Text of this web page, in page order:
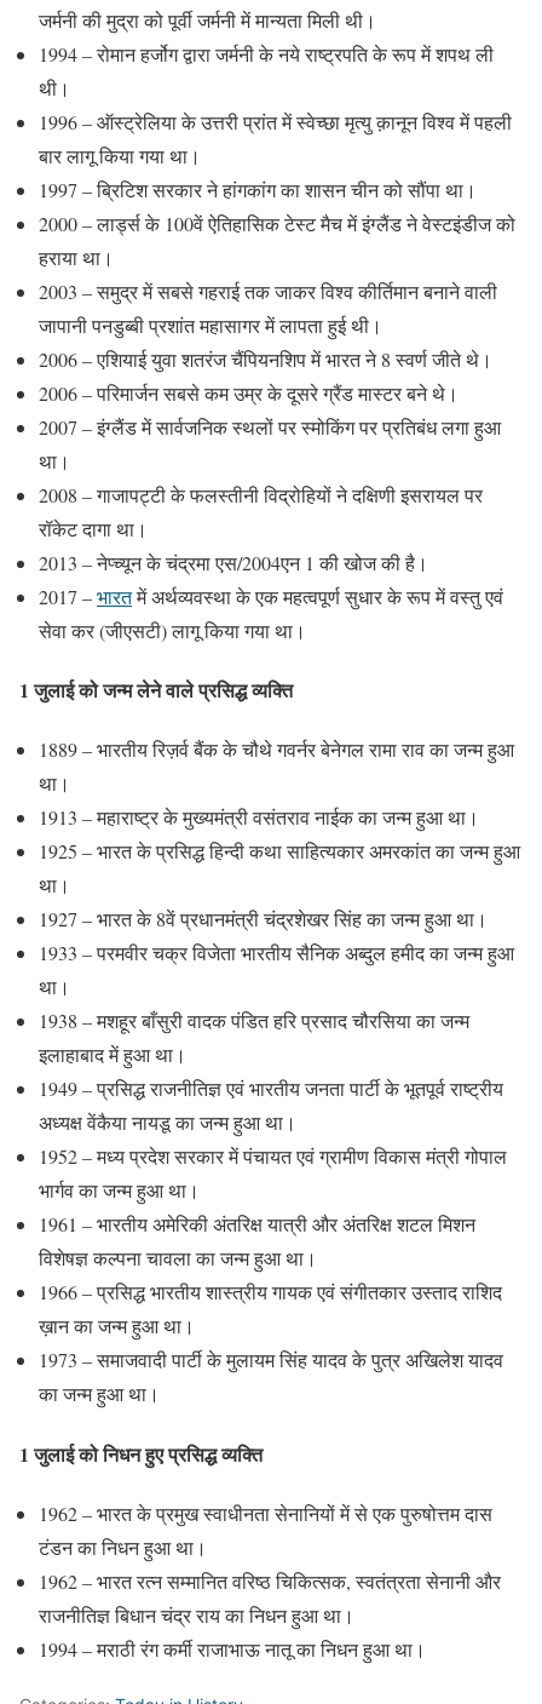
जर्मनी की मुद्रा को पूर्वी जर्मनी में मान्यता मिली थी।
1994 – रोमान हर्जोग द्वारा जर्मनी के नये राष्ट्रपति के रूप में शपथ ली
थी।
1996 – ऑस्ट्रेलिया के उत्तरी प्रांत में स्वेच्छा मृत्यु क़ानून विश्व में पहली
बार लागू किया गया था।
1997 – ब्रिटिश सरकार ने हांगकांग का शासन चीन को सौंपा था।
2000 – लार्ड्स के 100वें ऐतिहासिक टेस्ट मैच में इंग्लैंड ने वेस्टइंडीज को
हराया था।
2003 – समुद्र में सबसे गहराई तक जाकर विश्व कीर्तिमान बनाने वाली
जापानी पनडुब्बी प्रशांत महासागर में लापता हुई थी।
2006 – एशियाई युवा शतरंज चैंपियनशिप में भारत ने 8 स्वर्ण जीते थे।
2006 – परिमार्जन सबसे कम उम्र के दूसरे ग्रैंड मास्टर बने थे।
2007 – इंग्लैंड में सार्वजनिक स्थलों पर स्मोकिंग पर प्रतिबंध लगा हुआ
था।
2008 – गाजापट्टी के फलस्तीनी विद्रोहियों ने दक्षिणी इसरायल पर
रॉकेट दागा था।
2013 – नेप्च्यून के चंद्रमा एस/2004एन 1 की खोज की है।
2017 –भारतमें अर्थव्यवस्था के एक महत्वपूर्ण सुधार के रूप में वस्तु एवं
सेवा कर (जीएसटी) लागू किया गया था।
1 जुलाई को जन्म लेने वाले प्रसिद्ध व्यक्ति
1889 – भारतीय रिज़र्व बैंक के चौथे गवर्नर बेनेगल रामा राव का जन्म हुआ
था।
1913 – महाराष्ट्र के मुख्यमंत्री वसंतराव नाईक का जन्म हुआ था।
1925 – भारत के प्रसिद्ध हिन्दी कथा साहित्यकार अमरकांत का जन्म हुआ
था।
1927 – भारत के 8वें प्रधानमंत्री चंद्रशेखर सिंह का जन्म हुआ था।
1933 – परमवीर चक्र विजेता भारतीय सैनिक अब्दुल हमीद का जन्म हुआ
था।
1938 – मशहूर बाँसुरी वादक पंडित हरि प्रसाद चौरसिया का जन्म
इलाहाबाद में हुआ था।
1949 – प्रसिद्ध राजनीतिज्ञ एवं भारतीय जनता पार्टी के भूतपूर्व राष्ट्रीय
अध्यक्ष वेंकैया नायडू का जन्म हुआ था।
1952 – मध्य प्रदेश सरकार में पंचायत एवं ग्रामीण विकास मंत्री गोपाल
भार्गव का जन्म हुआ था।
1961 – भारतीय अमेरिकी अंतरिक्ष यात्री और अंतरिक्ष शटल मिशन
विशेषज्ञ कल्पना चावला का जन्म हुआ था।
1966 – प्रसिद्ध भारतीय शास्त्रीय गायक एवं संगीतकार उस्ताद राशिद
ख़ान का जन्म हुआ था।
1973 – समाजवादी पार्टी के मुलायम सिंह यादव के पुत्र अखिलेश यादव
का जन्म हुआ था।
1 जुलाई को निधन हुए प्रसिद्ध व्यक्ति
1962 – भारत के प्रमुख स्वाधीनता सेनानियों में से एक पुरुषोत्तम दास
टंडन का निधन हुआ था।
1962 – भारत रत्न सम्मानित वरिष्ठ चिकित्सक, स्वतंत्रता सेनानी और
राजनीतिज्ञ बिधान चंद्र राय का निधन हुआ था।
1994 – मराठी रंग कर्मी राजाभाऊ नातू का निधन हुआ था।